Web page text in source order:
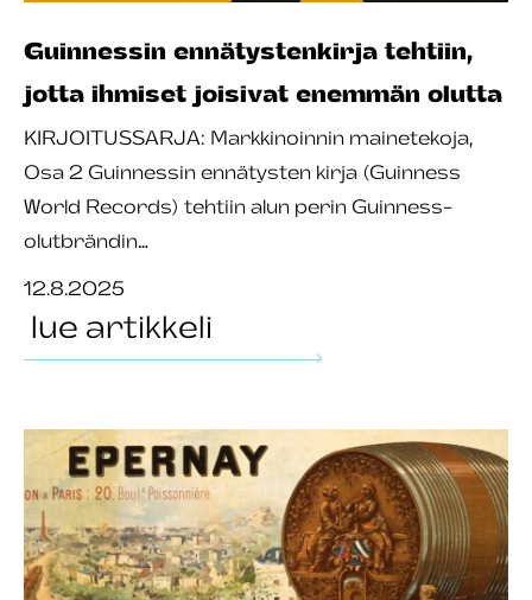
Guinnessin ennätystenkirja tehtiin,
jotta ihmiset joisivat enemmän olutta
KIRJOITUSSARJA: Markkinoinnin mainetekoja,
Osa 2 Guinnessin ennätysten kirja (Guinness
World Records) tehtiin alun perin Guinness-
olutbrändin…
12.8.2025
lue artikkeli